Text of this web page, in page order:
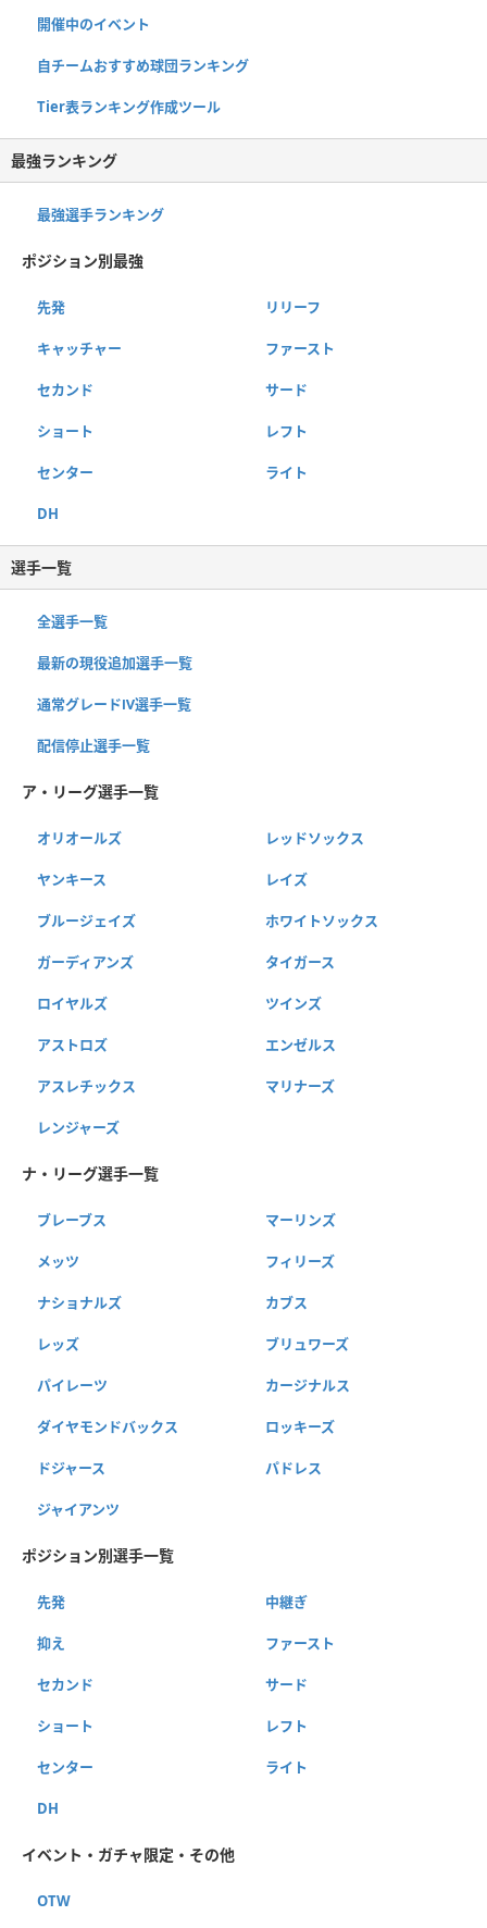
開催中のイベント
自チームおすすめ球団ランキング
Tier表ランキング作成ツール
最強ランキング
最強選手ランキング
ポジション別最強
先発 リリーフ
キャッチャー ファースト
セカンド サード
ショート レフト
センター ライト
DH
選手一覧
全選手一覧
最新の現役追加選手一覧
通常グレードⅣ選手一覧
配信停止選手一覧
ア・リーグ選手一覧
オリオールズ レッドソックス
ヤンキース レイズ
ブルージェイズ ホワイトソックス
ガーディアンズ タイガース
ロイヤルズ ツインズ
アストロズ エンゼルス
アスレチックス マリナーズ
レンジャーズ
ナ・リーグ選手一覧
ブレーブス マーリンズ
メッツ フィリーズ
ナショナルズ カブス
レッズ ブリュワーズ
パイレーツ カージナルス
ダイヤモンドバックス ロッキーズ
ドジャース パドレス
ジャイアンツ
ポジション別選手一覧
先発 中継ぎ
抑え ファースト
セカンド サード
ショート レフト
センター ライト
DH
イベント・ガチャ限定・その他
OTW